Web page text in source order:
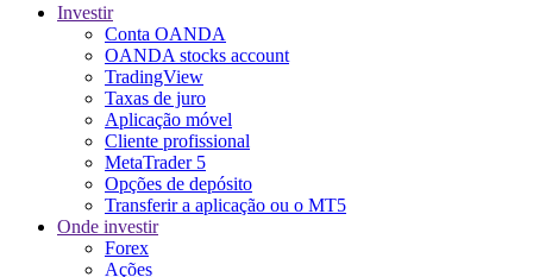
Investir
Conta OANDA
OANDA stocks account
TradingView
Taxas de juro
Aplicação móvel
Cliente profissional
MetaTrader 5
Opções de depósito
Transferir a aplicação ou o MT5
Onde investir
Forex
Ações